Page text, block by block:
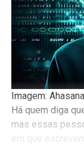
Imagem:
Há quem diga
mas essas
em que